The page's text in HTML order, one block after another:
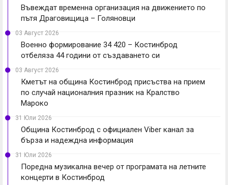
Въвеждат временна организация на движението по
пътя Драговищица – Голяновци
03 Август 2026
Военно формирование 34 420 – Костинброд
отбеляза 44 години от създаването си
03 Август 2026
Кметът на община Костинброд присъства на прием
по случай националния празник на Кралство
Мароко
31 Юли 2026
Община Костинброд с официален Viber канал за
бърза и надеждна информация
31 Юли 2026
Поредна музикална вечер от програмата на летните
концерти в Костинброд